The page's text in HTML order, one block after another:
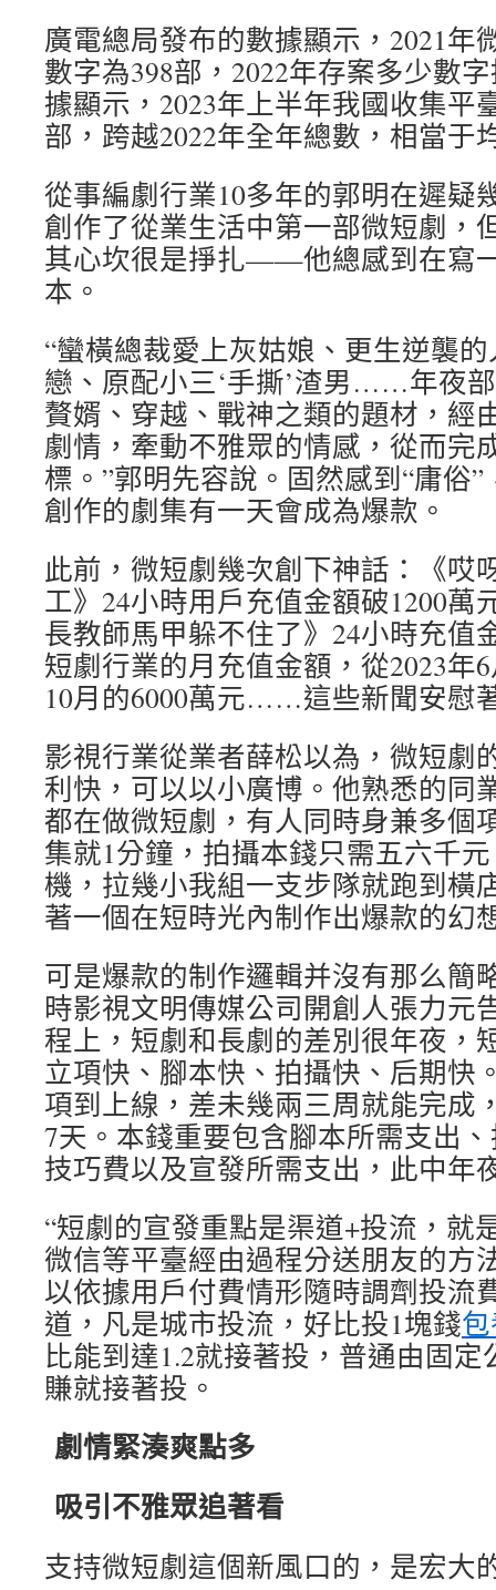
廣電總局發布的數據顯示，2021年
數字為398部，2022年存案多少數
據顯示，2023年上半年我國收集平
部，跨越2022年全年總數，相當于
從事編劇行業10多年的郭明在遲疑
創作了從業生活中第一部微短劇，
其心坎很是掙扎——他總感到在寫
本。
“蠻橫總裁愛上灰姑娘、更生逆襲
戀、原配小三‘手撕’渣男……年夜
贅婿、穿越、戰神之類的題材，經
劇情，牽動不雅眾的情感，從而完
標。”郭明先容說。固然感到“庸俗
創作的劇集有一天會成為爆款。
此前，微短劇幾次創下神話：《哎
工》24小時用戶充值金額破1200萬
長教師馬甲躲不住了》24小時充值
短劇行業的月充值金額，從2023年
10月的6000萬元……這些新聞安慰
影視行業從業者薛松以為，微短劇
利快，可以以小廣博。他熟悉的同
都在做微短劇，有人同時身兼多個
集就1分鐘，拍攝本錢只需五六千
機，拉幾小我組一支步隊就跑到橫
著一個在短時光內制作出爆款的幻
可是爆款的制作邏輯并沒有那么簡
時影視文明傳媒公司開創人張力元
程上，短劇和長劇的差別很年夜，
立項快、腳本快、拍攝快、后期快
項到上線，差未幾兩三周就能完成
7天。本錢重要包含腳本所需支出
技巧費以及宣發所需支出，此中年
“短劇的宣發重點是渠道+投流，就
微信等平臺經由過程分送朋友的方
以依據用戶付費情形隨時調劑投流
道，凡是城市投流，好比投1塊錢
比能到達1.2就接著投，普通由固
賺就接著投。
劇情緊湊爽點多
吸引不雅眾追著看
支持微短劇這個新風口的，是宏大